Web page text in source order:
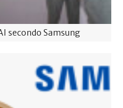
secondo Samsung